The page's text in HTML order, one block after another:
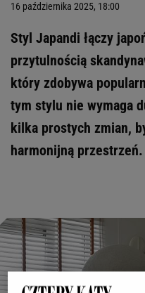
16 października 2025, 18:00
Styl Japandi łączy
przytulnością
który zdobywa
tym stylu nie wymaga
kilka prostych zmian,
harmonijną przestrzeń.